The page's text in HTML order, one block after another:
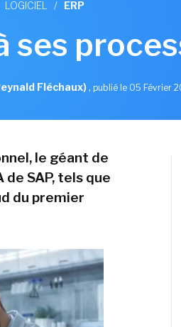
LOGICIEL / ERP
ses
Fléchaux), publié le 05 Février
le géant de
SAP, tels que
du premier